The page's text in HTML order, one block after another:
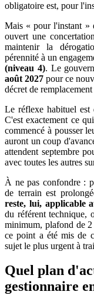
obligatoire est, pour
Mais « pour l'instant »
ouvert une
maintenir la
pérennité à un
(niveau 4). Le
août 2027 pour ce
décret de
Le réflexe habituel est
C'est exactement ce
commencé à pousser
auront un coup
attendent septembre
avec toutes les autres
À ne pas confondre :
de terrain est
reste, lui, applicable
du référent technique,
minimum, plafond de
ce point a été mis de
sujet le plus urgent à
Quel plan
gestionnaire